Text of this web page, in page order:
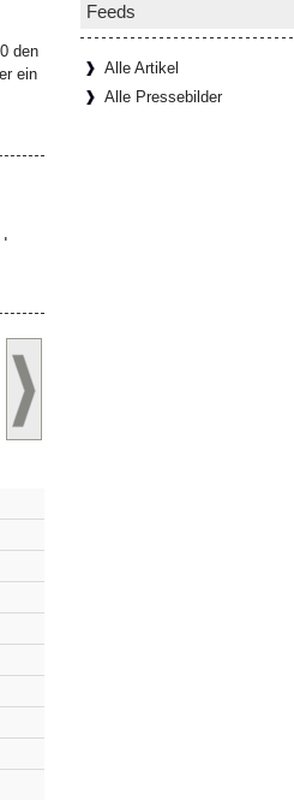
halbe
ein
Feeds
Alle Artikel
Alle Pressebilder